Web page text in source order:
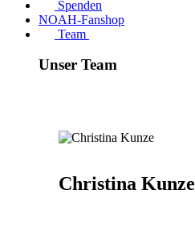
Spenden
NOAH-Fanshop
Team
Unser Team
Christina Kunze